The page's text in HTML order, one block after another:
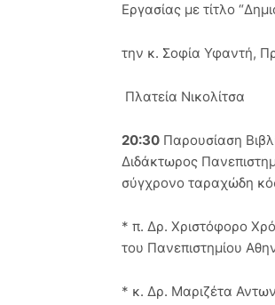
Εργασίας με τίτλο
την κ. Σοφία Υφαντή,
Πλατεία Νικολίτσα
20:30 Παρουσίαση
Διδάκτωρος
σύγχρονο ταραχώδη
* π. Δρ. Χριστόφορο
του Πανεπιστημίου
* κ. Δρ. Μαριζέτα